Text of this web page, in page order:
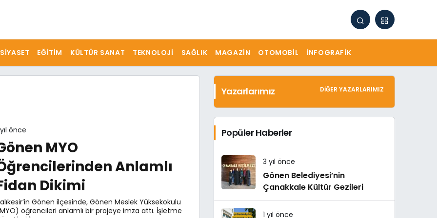
SIYASET EĞITIM KÜLTÜR SANAT TEKNOLOJI SAĞLIK MAGAZIN OTOMOBIL İNFOGRAFIK
yıl önce
MYO
Anlamlı
Dikimi
Gönen ilçesinde, Gönen Meslek Yüksekokulu
öğrencileri anlamlı bir projeye imza attı. İşletme
Yazarlarımız DIĞER YAZARLARIMIZ
Popüler Haberler
3 yıl önce
Gönen Belediyesi’nin
Çanakkale Kültür Gezileri
1 yıl önce